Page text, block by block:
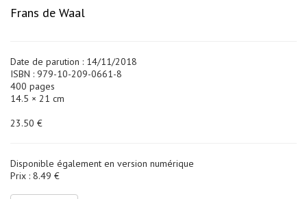
Frans de Waal
Date de parution : 14/11/2018
ISBN : 979-10-209-0661-8
400 pages
14.5 × 21 cm
23.50 €
Disponible également en version numérique
Prix : 8.49 €